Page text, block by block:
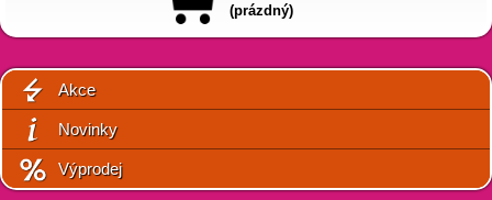
(prázdný)
Akce
Novinky
Výprodej